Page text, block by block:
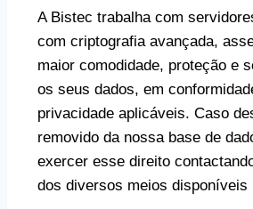
A Bistec trabalha com
com criptografia avançada,
maior comodidade, proteção e
os seus dados, em
privacidade aplicáveis. Caso
removido da nossa base de
exercer esse direito
dos diversos meios disponíveis